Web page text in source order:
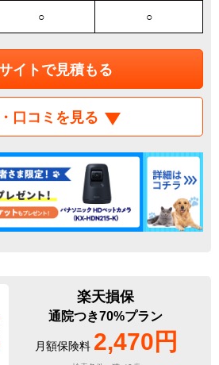
○ ○
イトで見積もる
口コミを見る
楽天損保
通院つき70%プラン
月額保険料 2,470円